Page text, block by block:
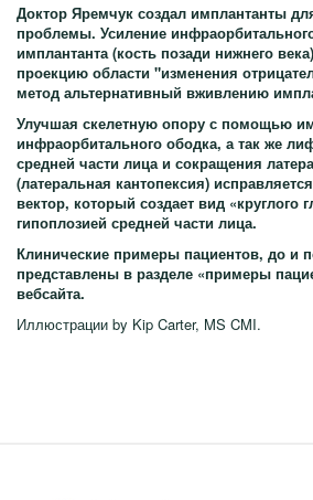
Доктор Яремчук создал имплантанты
проблемы. Усиление
имплантанта (кость позади нижнего
проекцию области "изменения
метод альтернативный вживлению
Улучшая скелетную опору с помощью
инфраорбитального ободка, а так же
средней части лица и сокращения
(латеральная кантопексия)
вектор, который создает вид «круглого
гипоплозией средней части лица.
Клинические примеры пациентов, до и
представлены в разделе «примеры
вебсайта.
Иллюстрации by Kip Carter, MS CMI.